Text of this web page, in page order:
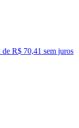
de R$ 70,41 sem juros